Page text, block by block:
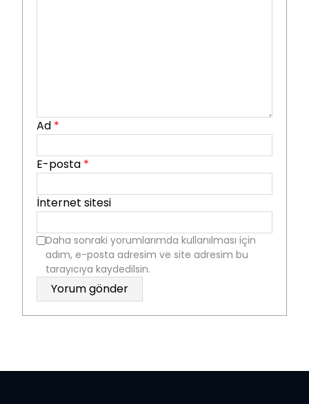
Ad *
E-posta *
İnternet sitesi
Daha sonraki yorumlarımda kullanılması için
adım, e-posta adresim ve site adresim bu
tarayıcıya kaydedilsin.